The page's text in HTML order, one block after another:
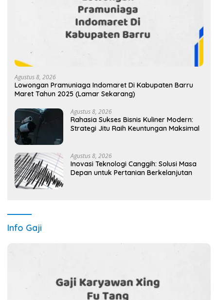
Agustus 8, 2026
Lowongan Pramuniaga Indomaret Di Kabupaten Barru
Maret Tahun 2025 (Lamar Sekarang)
Agustus 8, 2026
Rahasia Sukses Bisnis Kuliner Modern:
Strategi Jitu Raih Keuntungan Maksimal
Agustus 8, 2026
Inovasi Teknologi Canggih: Solusi Masa
Depan untuk Pertanian Berkelanjutan
Info Gaji